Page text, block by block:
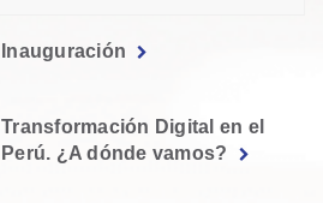
Inauguración
Transformación Digital en el
Perú. ¿A dónde vamos?